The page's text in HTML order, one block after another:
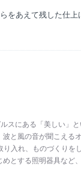
をあえて残した仕上
スにある「美しい」
と風の音が聞こえる
入れ、ものづくりを
とする照明器具など